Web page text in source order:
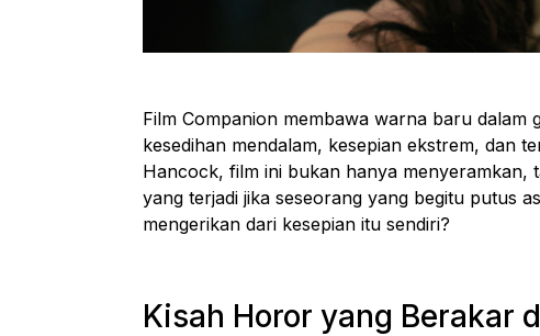
Film Companion membawa warna baru dalam
kesedihan mendalam, kesepian ekstrem, dan
Hancock, film ini bukan hanya menyeramkan,
yang terjadi jika seseorang yang begitu putus
mengerikan dari kesepian itu sendiri?
Kisah Horor yang Berakar